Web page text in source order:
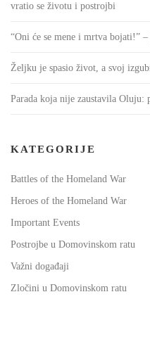
vratio se životu i postrojbi
“Oni će se mene i mrtva bojati!”
Željku je spasio život, a svoj
Parada koja nije zaustavila Oluju:
KATEGORIJE
Battles of the Homeland War
Heroes of the Homeland War
Important Events
Postrojbe u Domovinskom ratu
Važni događaji
Zločini u Domovinskom ratu